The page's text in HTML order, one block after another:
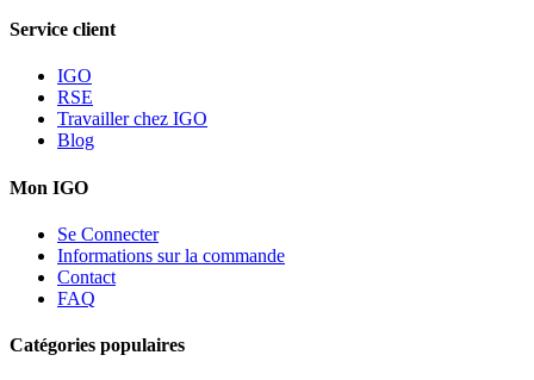
Service client
IGO
RSE
Travailler chez IGO
Blog
Mon IGO
Se Connecter
Informations sur la commande
Contact
FAQ
Catégories populaires